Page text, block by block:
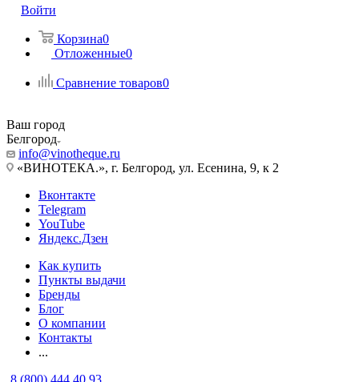
Войти
Корзина0
Отложенные0
Сравнение товаров0
Ваш город
Белгород
info@vinotheque.ru
«ВИНОТЕКА.», г. Белгород, ул. Есенина, 9, к 2
Вконтакте
Telegram
YouTube
Яндекс.Дзен
Как купить
Пункты выдачи
Бренды
Блог
О компании
Контакты
...
8 (800) 444 40 93